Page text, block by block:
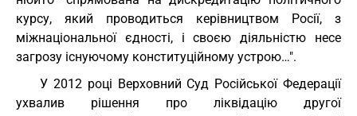
курсу, який проводиться керівництвом Росії, з
міжнаціональної єдності, і своєю діяльністю несе
загрозу існуючому конституційному устрою…".
У 2012 році Верховний Суд Російської Федерації
ухвалив рішення про ліквідацію другої